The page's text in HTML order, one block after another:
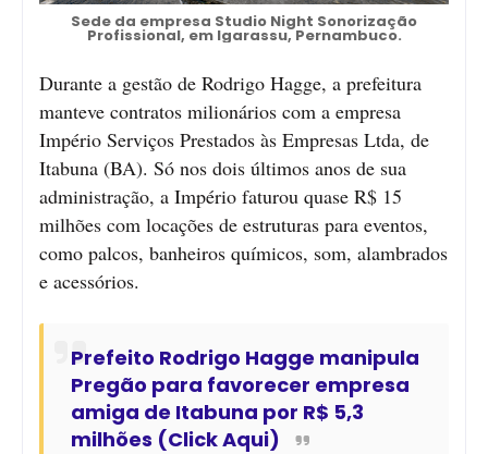
Sede da empresa Studio Night Sonorização
Profissional, em Igarassu, Pernambuco.
Durante a gestão de Rodrigo Hagge, a prefeitura
manteve contratos milionários com a empresa
Império Serviços Prestados às Empresas Ltda, de
Itabuna (BA). Só nos dois últimos anos de sua
administração, a Império faturou quase R$ 15
milhões com locações de estruturas para eventos,
como palcos, banheiros químicos, som, alambrados
e acessórios.
Prefeito Rodrigo Hagge manipula
Pregão para favorecer empresa
amiga de Itabuna por R$ 5,3
milhões (Click Aqui)